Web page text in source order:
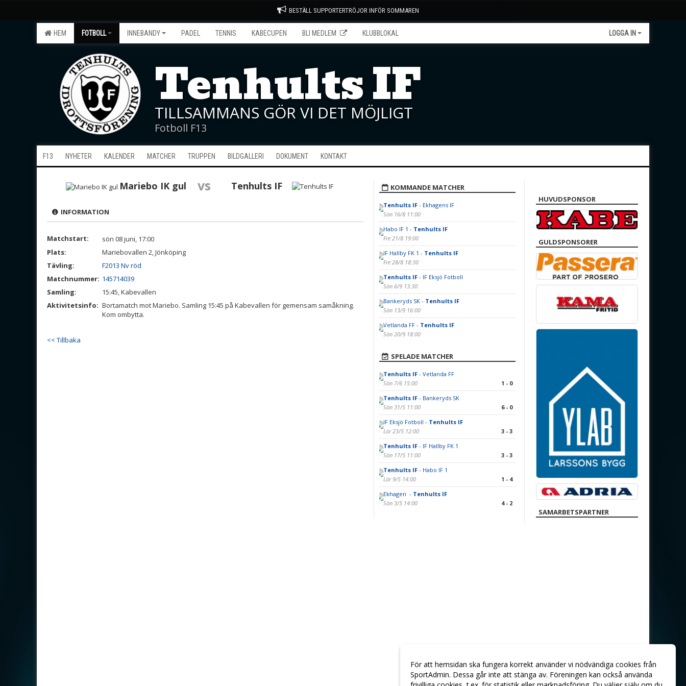
BESTÄLL SUPPORTERTRÖJOR INFÖR SOMMAREN
HEM FOTBOLL INNEBANDY PADEL TENNIS KABECUPEN BLI MEDLEM KLUBBLOKAL LOGGA IN
Tenhults IF
TILLSAMMANS GÖR VI DET MÖJLIGT
Fotboll F13
F13 NYHETER KALENDER MATCHER TRUPPEN BILDGALLERI DOKUMENT KONTAKT
Mariebo IK gul vs Tenhults IF
INFORMATION
Matchstart:
sön 08 juni, 17:00
Plats:
Mariebovallen 2, Jönköping
Tävling:
F2013 Nv röd
Matchnummer: 145714039
Samling:
15:45, Kabevallen
Aktivitetsinfo: Bortamatch mot Mariebo. Samling 15:45 på Kabevallen för gemensam samåkning.
Kom ombytta.
<< Tillbaka
KOMMANDE MATCHER
Tenhults IF- Ekhagens IF
Sön 16/8 11:00
Habo IF 1 - Tenhults IF
Fre 21/8 19:00
IF Hallby FK 1 - Tenhults IF
Fre 28/8 18:30
Tenhults IF- IF Eksjö Fotboll
Sön 6/9 13:30
Bankeryds SK - Tenhults IF
Sön 13/9 16:00
Vetlanda FF - Tenhults IF
Sön 20/9 18:00
SPELADE MATCHER
Tenhults IF- Vetlanda FF
Sön 7/6 15:00
1 - 0
Tenhults IF- Bankeryds SK
Sön 31/5 11:00
6 - 0
IF Eksjö Fotboll - Tenhults IF
Lör 23/5 12:00
3 - 3
Tenhults IF- IF Hallby FK 1
Sön 17/5 11:00
3 - 3
Tenhults IF- Habo IF 1
Lör 9/5 14:00
1 - 4
Ekhagen - Tenhults IF
Sön 3/5 14:00
4 - 2
HUVUDSPONSOR
GULDSPONSORER
SAMARBETSPARTNER
För att hemsidan ska fungera korrekt använder vi nödvändiga cookies från
SportAdmin. Dessa går inte att stänga av. Föreningen kan också använda